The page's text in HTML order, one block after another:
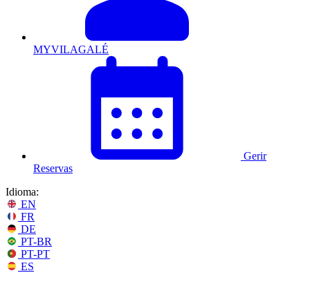
MYVILAGALÉ
Gerir
Reservas
Idioma:
EN
FR
DE
PT-BR
PT-PT
ES